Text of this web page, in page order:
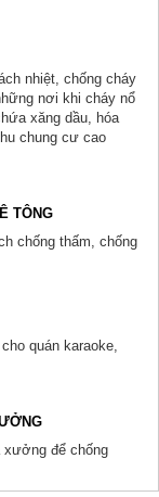
nhiệt, chống cháy
nơi khi cháy nổ
xăng dầu, hóa
chung cư cao
TÔNG
chống thấm, chống
quán karaoke,
xưởng để chống